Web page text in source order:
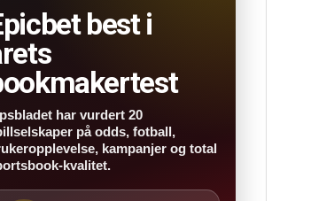
best i
har vurdert 20
på odds, fotball,
kampanjer og total
kvalitet.